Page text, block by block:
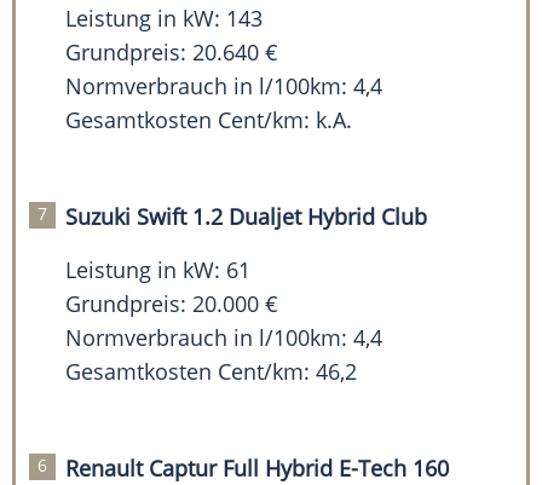
Leistung in kW: 143
Grundpreis: 20.640 €
Normverbrauch in l/100km: 4,4
Gesamtkosten Cent/km: k.A.
Suzuki Swift 1.2 Dualjet Hybrid Club
Leistung in kW: 61
Grundpreis: 20.000 €
Normverbrauch in l/100km: 4,4
Gesamtkosten Cent/km: 46,2
Renault Captur Full Hybrid E-Tech 160